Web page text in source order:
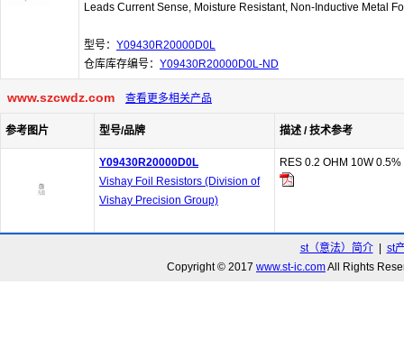
Leads Current Sense, Moisture Resistant, Non-Inductive Metal
型号： Y09430R20000D0L
仓库库存编号： Y09430R20000D0L-ND
www.szcwdz.com 查看更多相关产品
参考图片 型号/品牌 描述 / 技术参考
Y09430R20000D0L
Vishay Foil Resistors (Division of
Vishay Precision Group)
RES 0.2 OHM 10W
st（意法）简介| st
Copyright © 2017 www.st-ic.comAll Rights